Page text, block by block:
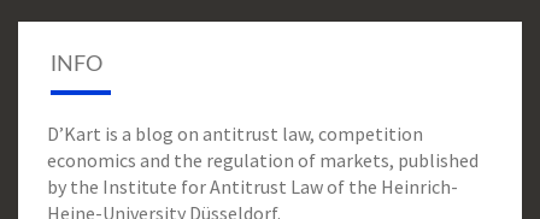
INFO
D’Kart is a blog on antitrust law, competition
economics and the regulation of markets, published
by the Institute for Antitrust Law of the Heinrich-
Heine-University Düsseldorf.